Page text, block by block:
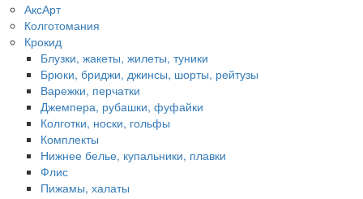
АксАрт
Колготомания
Крокид
Блузки, жакеты, жилеты, туники
Брюки, бриджи, джинсы, шорты, рейтузы
Варежки, перчатки
Джемпера, рубашки, фуфайки
Колготки, носки, гольфы
Комплекты
Нижнее белье, купальники, плавки
Флис
Пижамы, халаты